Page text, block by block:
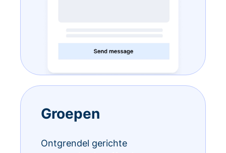
Groepen
Ontgrendel gerichte